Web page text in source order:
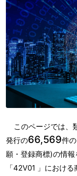
このページでは、
発行の66,569件
願・登録商標)の情
「42V01 」におけ